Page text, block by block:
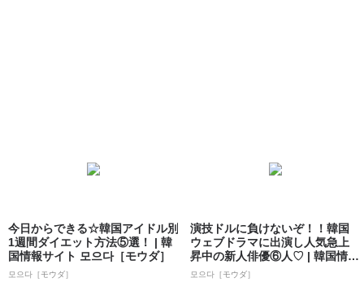
今日からできる☆韓国アイドル別
1週間ダイエット方法⑤選！ | 韓
国情報サイト 모으다［モウダ］
모으다［モウダ］
演技ドルに負けないぞ！！韓国
ウェブドラマに出演し人気急上
昇中の新人俳優⑥人♡ | 韓国情報
サイト ...
모으다［モウダ］